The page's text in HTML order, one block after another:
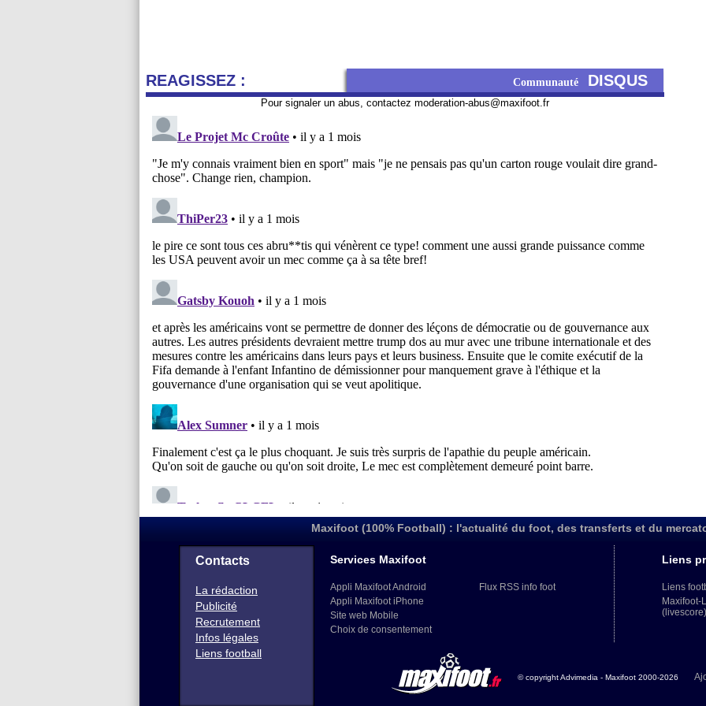
REAGISSEZ : Communauté DISQUS
Pour signaler un abus, contactez moderation-abus@maxifoot.fr
Maxifoot (100% Football) : l'actualité du foot, des transferts et du
Contacts
La rédaction
Publicité
Recrutement
Infos légales
Liens football
Services Maxifoot
Appli Maxifoot Android
Appli Maxifoot iPhone
Site web Mobile
Choix de consentement
Flux RSS info foot
Liens
Liens
Maxifoot-
(livescore)
© copyright Advimedia - Maxifoot 2000-2026